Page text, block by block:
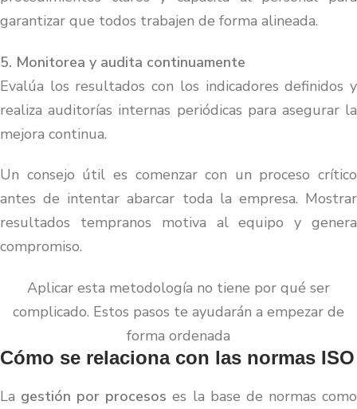
garantizar que todos trabajen de forma alineada.
5. Monitorea y audita continuamente
Evalúa los resultados con los indicadores definidos y
realiza auditorías internas periódicas para asegurar la
mejora continua.
Un consejo útil es comenzar con un proceso crítico
antes de intentar abarcar toda la empresa. Mostrar
resultados tempranos motiva al equipo y genera
compromiso.
Aplicar esta metodología no tiene por qué ser
complicado. Estos pasos te ayudarán a empezar de
forma ordenada
Cómo se relaciona con las normas ISO
La gestión por procesos es la base de normas como